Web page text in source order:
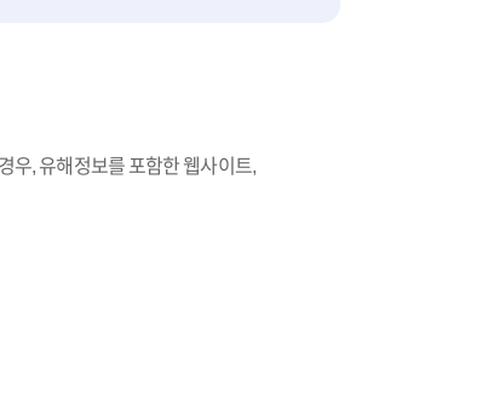
우, 유해정보를 포함한 웹사이트,